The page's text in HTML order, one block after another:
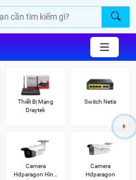
Thiết Bị Mạng
Draytek
Switch Netis
Camera
Hdparagon Hình
Camera
Hdparagon